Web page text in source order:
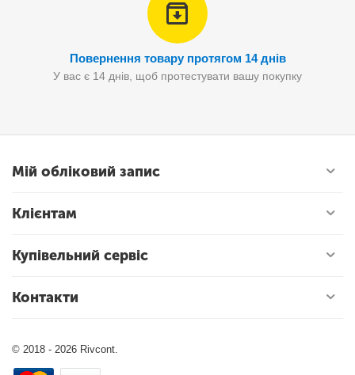
Повернення товару протягом 14 днів
У вас є 14 днів, щоб протестувати вашу покупку
Мій обліковий запис
Клієнтам
Купівельний сервіс
Контакти
© 2018 - 2026 Rivcont.